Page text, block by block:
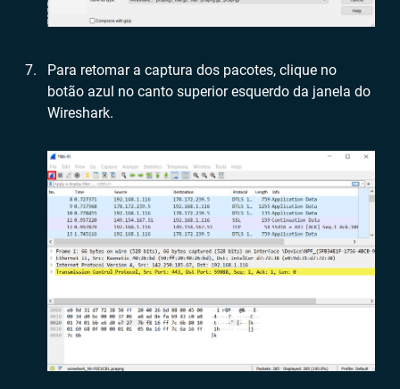
Para retomar a captura dos pacotes, clique no
botão azul no canto superior esquerdo da janela do
Wireshark.